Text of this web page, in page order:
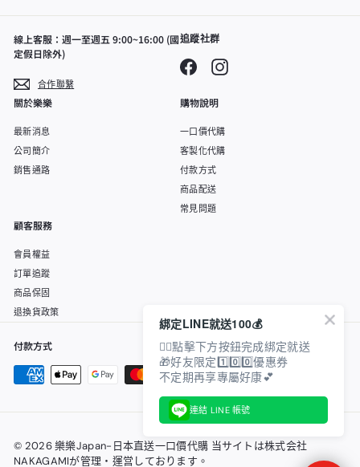
1
8
線上客服：週一至週五 9:00~16:00 (國
定假日除外)
合作聯繫
追蹤社群
FacebookInstagram
關於樂樂
最新消息
公司簡介
銷售通路
購物說明
一口價代購
客製化代購
付款方式
商品配送
常見問題
顧客服務
會員權益
訂單追蹤
商品保固
退換貨政策
付款方式
© 2026 樂樂Japan-日本直送一口價代購 当サイトは株式会社
NAKAGAMIが管理・運営しております。
綁定LINE就送100💰
👇🏻點擊下方按鈕完成綁定就送
🎁好友限定1️⃣0️⃣0️⃣優惠券
不定期再享專屬好康💕
連結 LINE 帳號